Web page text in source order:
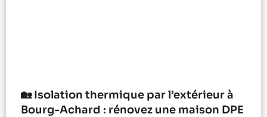
🏡 Isolation thermique par l’extérieur à
Bourg-Achard : rénovez une maison DPE